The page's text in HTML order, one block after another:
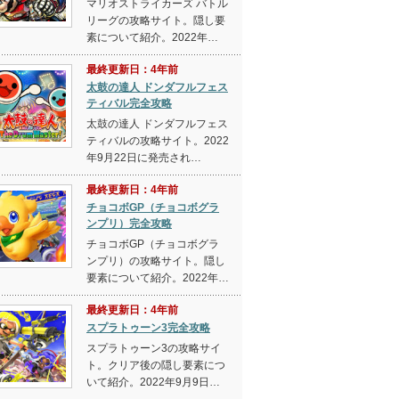
マリオストライカーズ バトル
リーグの攻略サイト。隠し要
素について紹介。2022年…
最終更新日：4年前
太鼓の達人 ドンダフルフェス
ティバル完全攻略
太鼓の達人 ドンダフルフェス
ティバルの攻略サイト。2022
年9月22日に発売され…
最終更新日：4年前
チョコボGP（チョコボグラ
ンプリ）完全攻略
チョコボGP（チョコボグラ
ンプリ）の攻略サイト。隠し
要素について紹介。2022年…
最終更新日：4年前
スプラトゥーン3完全攻略
スプラトゥーン3の攻略サイ
ト。クリア後の隠し要素につ
いて紹介。2022年9月9日…